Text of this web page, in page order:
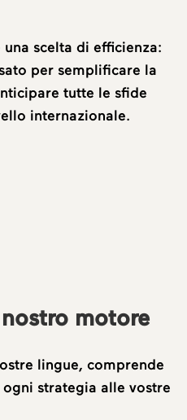
scelta di efficienza:
per semplificare la
tutte le sfide
internazionale.
motore
lingue, comprende
strategia alle vostre